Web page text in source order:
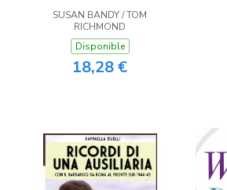
SUSAN BANDY / TOM
RICHMOND
Disponible
18,28 €